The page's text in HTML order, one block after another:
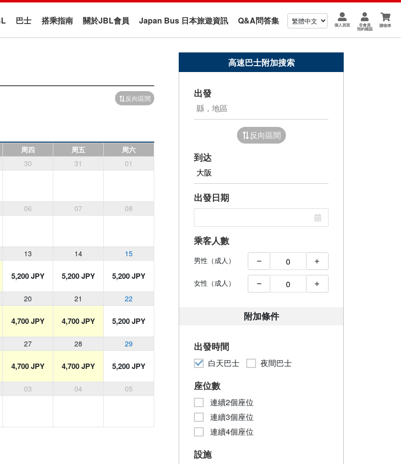
巴士 搭乘指南 關於JBL會員 Japan Bus 日本旅遊資訊 Q&A問答集 個人頁面 非會員
預約確認
購物車
反向區間
周四 周五
周六
30 31 01
06 07 08
13 14 15
5,200 JPY 5,200 JPY 5,200 JPY
20 21 22
4,700 JPY 4,700 JPY 5,200 JPY
27 28 29
4,700 JPY 4,700 JPY 5,200 JPY
03 04 05
高速巴士附加搜索
出發
反向區間
到达
出發日期
乘客人數
男性（成人）
女性（成人）
附加條件
出發時間
白天巴士 夜間巴士
座位數
連續2個座位
連續3個座位
連續4個座位
設施